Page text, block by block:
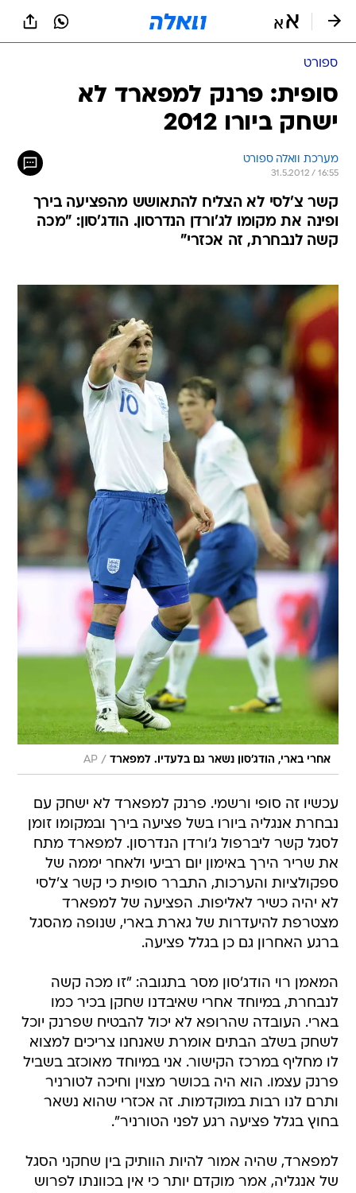
ספורט
סופית: פרנק למפארד לא
ישחק ביורו 2012
מערכת וואלה ספורט
31.5.2012 / 16:55
קשר צ'לסי לא הצליח להתאושש מהפציעה בירך
ופינה את מקומו לג'ורדן הנדרסון. הודג'סון: "מכה
קשה לנבחרת, זה אכזרי"
אחרי בארי, הודג'סון נשאר גם בלעדיו. למפארד /
AP
עכשיו זה סופי ורשמי. פרנק למפארד לא ישחק עם
נבחרת אנגליה ביורו בשל פציעה בירך ובמקומו זומן
לסגל קשר ליברפול ג'ורדן הנדרסון. למפארד מתח
את שריר הירך באימון יום רביעי ולאחר יממה של
ספקולציות והערכות, התברר סופית כי קשר צ'לסי
לא יהיה כשיר לאליפות. הפציעה של למפארד
מצטרפת להיעדרות של גארת בארי, שנופה מהסגל
ברגע האחרון גם כן בגלל פציעה.
המאמן רוי הודג'סון מסר בתגובה: "זו מכה קשה
לנבחרת, במיוחד אחרי שאיבדנו שחקן בכיר כמו
בארי. העובדה שהרופא לא יכול להבטיח שפרנק יוכל
לשחק בשלב הבתים אומרת שאנחנו צריכים למצוא
לו מחליף במרכז הקישור. אני במיוחד מאוכזב בשביל
פרנק עצמו. הוא היה בכושר מצוין וחיכה לטורניר
ותרם לנו רבות במוקדמות. זה אכזרי שהוא נשאר
בחוץ בגלל פציעה רגע לפני הטורניר".
למפארד, שהיה אמור להיות הוותיק בין שחקני הסגל
של אנגליה, אמר מוקדם יותר כי אין בכוונתו לפרוש